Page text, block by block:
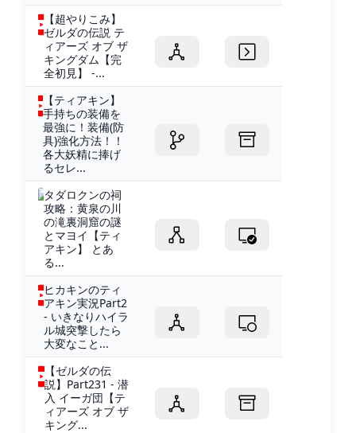
【超やりこみ】
ゼルダの伝説 テ
ィアーズ オブ ザ
キングダム【完
全初見】 -...
【ティアキン】
手持ちの装備を
最強に！装備(防
具)強化方法！！
各大妖精に捧げ
るセレ...
タダロクンの祠
攻略：黄泉の川
の滝裏洞窟の謎
とマヨイ【ティ
アキン】 とあ
る...
ヒカキンのティ
アキン実況Part2
- いきなりハイラ
ル城突撃したら
大変なこと...
【ゼルダの伝
説】Part231 - 潜
入 イーガ団【テ
ィアーズ オブ ザ
キング...